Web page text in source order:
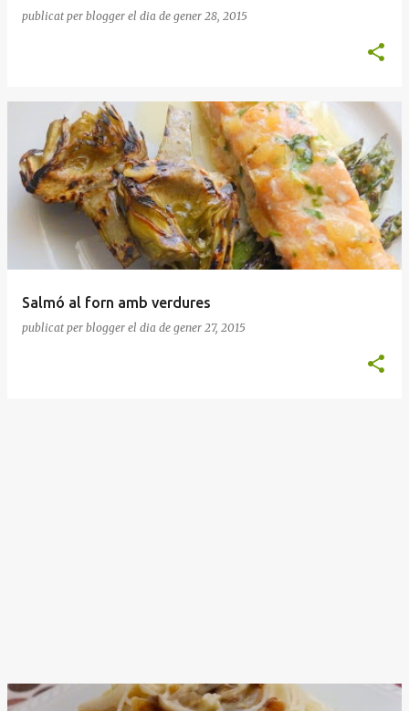
publicat per blogger el dia de gener 28, 2015
Salmó al forn amb verdures
publicat per blogger el dia de gener 27, 2015